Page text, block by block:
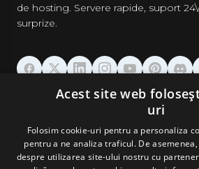
de hosting. Servere rapide, suport
surprize.
GĂZDUIRE
DOMENII & EMAIL
Acest site web
uri
Folosim cookie-uri pentru a personaliza
pentru a ne analiza traficul. De
despre utilizarea site-ului nostru cu